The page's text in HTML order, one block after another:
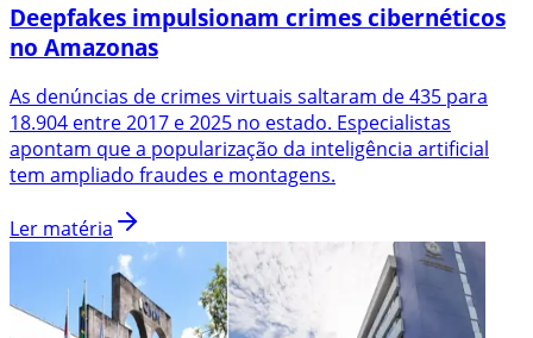
Deepfakes impulsionam crimes cibernéticos
no Amazonas
As denúncias de crimes virtuais saltaram de 435 para
18.904 entre 2017 e 2025 no estado. Especialistas
apontam que a popularização da inteligência artificial
tem ampliado fraudes e montagens.
Ler matéria